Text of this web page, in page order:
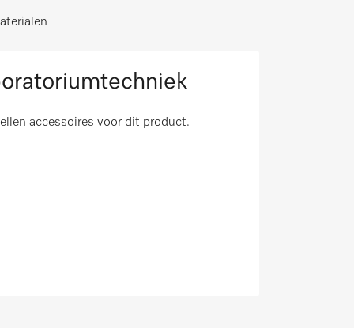
accessoires voor dit product.